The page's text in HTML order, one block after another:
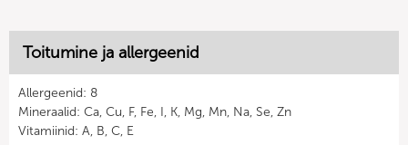
Toitumine ja allergeenid
Allergeenid: 8
Mineraalid: Ca, Cu, F, Fe, I, K, Mg, Mn, Na, Se, Zn
Vitamiinid: A, B, C, E